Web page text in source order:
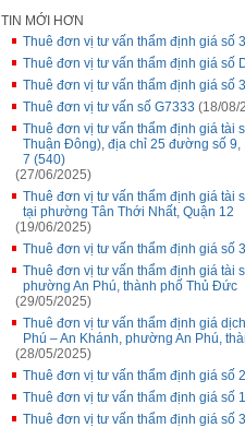
TIN MỚI HƠN
Thuê đơn vị tư vấn thẩm định giá số
Thuê đơn vị tư vấn thẩm định giá số
Thuê đơn vị tư vấn thẩm định giá số
Thuê đơn vị tư vấn số G7333 (18/08/
Thuê đơn vị tư vấn thẩm định giá tài
Thuận Đông), địa chỉ 25 đường số
7 (540)
(27/06/2025)
Thuê đơn vị tư vấn thẩm định giá tài
tại phường Tân Thới Nhất, Quận 12
(19/06/2025)
Thuê đơn vị tư vấn thẩm định giá số
Thuê đơn vị tư vấn thẩm định giá tài
phường An Phú, thành phố Thủ Đức
(29/05/2025)
Thuê đơn vị tư vấn thẩm định giá
Phú – An Khánh, phường An Phú,
(28/05/2025)
Thuê đơn vị tư vấn thẩm định giá số
Thuê đơn vị tư vấn thẩm định giá số
Thuê đơn vị tư vấn thẩm định giá số